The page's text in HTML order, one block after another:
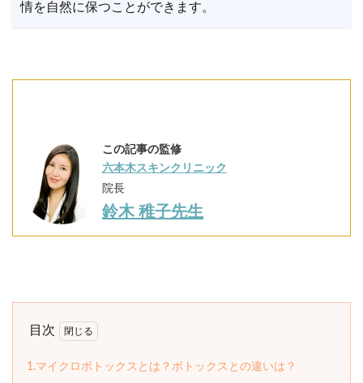
情を自然に保つことができます。
この記事の監修
六本木スキンクリニック
院長
鈴木 稚子先生
目次
1.マイクロボトックスとは？ボトックスとの違いは？